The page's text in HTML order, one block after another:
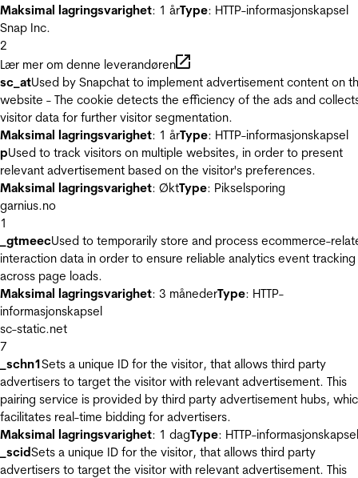
Maksimal lagringsvarighet: 1 årType: HTTP-informasjonskapsel
Snap Inc.
2
Lær mer om denne leverandøren
sc_atUsed by Snapchat to implement advertisement content on
website - The cookie detects the efficiency of the ads and
visitor data for further visitor segmentation.
Maksimal lagringsvarighet: 1 årType: HTTP-informasjonskapsel
pUsed to track visitors on multiple websites, in order to present
relevant advertisement based on the visitor's preferences.
Maksimal lagringsvarighet: ØktType: Pikselsporing
garnius.no
1
_gtmeecUsed to temporarily store and process ecommerce-
interaction data in order to ensure reliable analytics event tracking
across page loads.
Maksimal lagringsvarighet: 3 månederType: HTTP-
informasjonskapsel
sc-static.net
7
_schn1Sets a unique ID for the visitor, that allows third party
advertisers to target the visitor with relevant advertisement. This
pairing service is provided by third party advertisement hubs,
facilitates real-time bidding for advertisers.
Maksimal lagringsvarighet: 1 dagType: HTTP-informasjonskapsel
_scidSets a unique ID for the visitor, that allows third party
advertisers to target the visitor with relevant advertisement. This